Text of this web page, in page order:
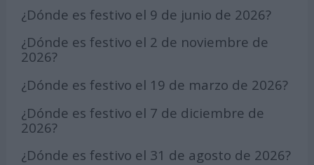
¿Dónde es festivo el 9 de junio de 2026?
¿Dónde es festivo el 2 de noviembre de
2026?
¿Dónde es festivo el 19 de marzo de 2026?
¿Dónde es festivo el 7 de diciembre de
2026?
¿Dónde es festivo el 31 de agosto de 2026?